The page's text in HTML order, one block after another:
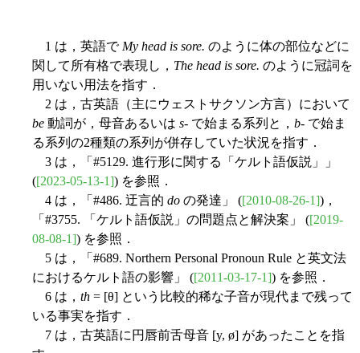
1 は，英語で My head is sore. のように体の部位などに
関して所有格で表現し， The head is sore. のように冠詞を
用いない用法を指す．
2 は，古英語（主にウェストサクソン方言）において
be 動詞が，母音あるいは s- で始まる系列と， b- で始ま
る系列の2種類の系列が併存していた状況を指す．
3 は，「#5129. 進行形に関する「ケルト語仮説」」
([2023-05-13-1]) を参照．
4 は，「#486. 迂言的 do の発達」 ([2010-08-26-1])，
「#3755. 「ケルト語仮説」の問題点と解決案」 ([2019-
08-08-1]) を参照．
5 は，「#689. Northern Personal Pronoun Rule と英文法
におけるケルト語の影響」 ([2011-03-17-1]) を参照．
6 は， th = [θ] という比較的稀な子音が現代まで残って
いる事実を指す．
7 は，古英語に円唇前舌母音 [y, ø] があったことを指